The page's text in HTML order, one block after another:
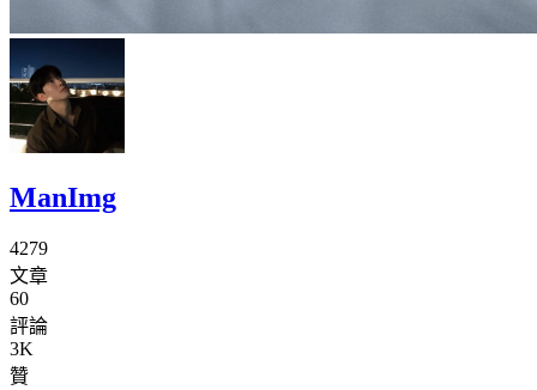
ManImg
4279
文章
60
評論
3K
贊